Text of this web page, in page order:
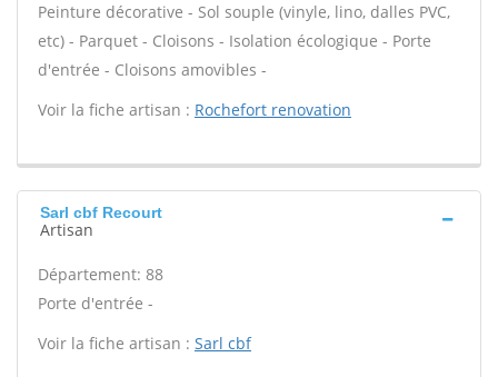
Peinture décorative - Sol souple (vinyle, lino, dalles PVC,
etc) - Parquet - Cloisons - Isolation écologique - Porte
d'entrée - Cloisons amovibles -
Voir la fiche artisan : Rochefort renovation
Sarl cbf Recourt
Artisan
Département: 88
Porte d'entrée -
Voir la fiche artisan : Sarl cbf